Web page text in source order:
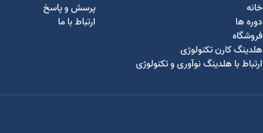
خانه
دوره ها
فروشگاه
هلدینگ کارن تکنولوژی
ارتباط با هلدینگ نوآوری و تکنولوژی
پرسش و پاسخ
ارتباط با ما